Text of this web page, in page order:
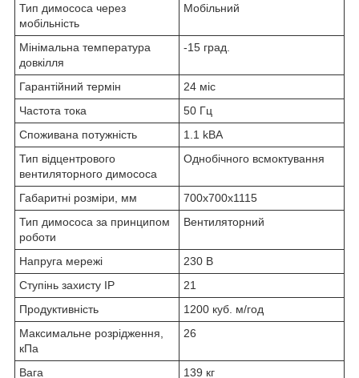
Тип димососа через
мобільність
Мобільний
Мінімальна температура
довкілля
-15 град.
Гарантійний термін
24 міс
Частота тока
50 Гц
Споживана потужність
1.1 kBA
Тип відцентрового
вентиляторного димососа
Однобічного всмоктування
Габаритні розміри, мм
700х700х1115
Тип димососа за принципом
роботи
Вентиляторний
Напруга мережі
230 В
Ступінь захисту IP
21
Продуктивність
1200 куб. м/год
Максимальне розрідження,
кПа
26
Вага 139 кг